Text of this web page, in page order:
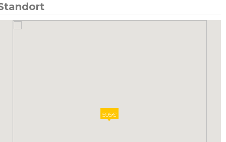
595€